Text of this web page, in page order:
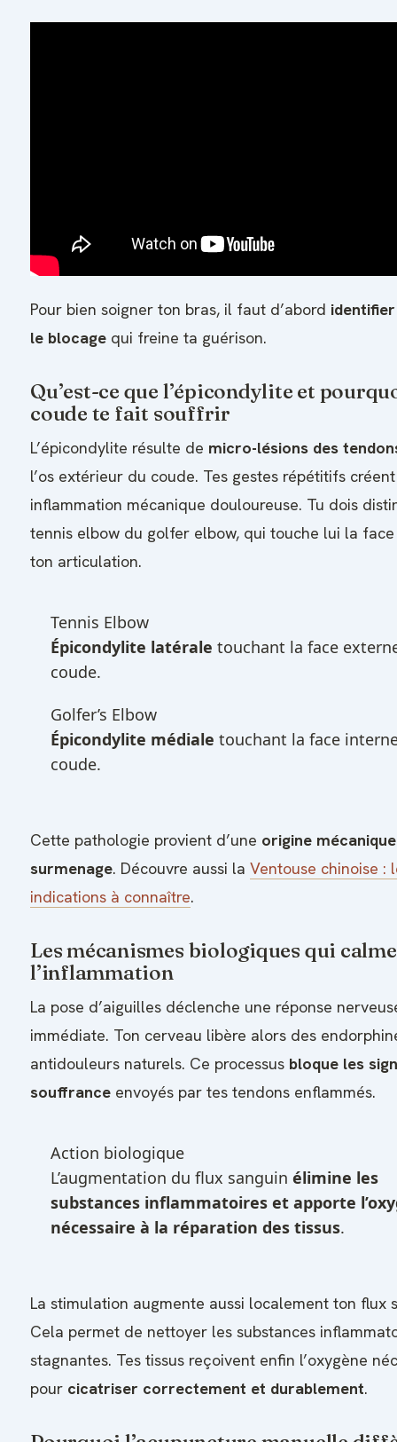
Pour bien soigner ton bras, il faut d’abord
le blocage qui freine ta guérison.
Qu’est-ce que l’épicondylite et
coude te fait souffrir
L’épicondylite résulte de micro-lésions des
l’os extérieur du coude. Tes gestes répétitifs
inflammation mécanique douloureuse. Tu dois
tennis elbow du golfer elbow, qui touche lui la
ton articulation.
Tennis Elbow
Épicondylite latérale touchant la face
coude.
Golfer’s Elbow
Épicondylite médiale touchant la face
coude.
Cette pathologie provient d’une origine
surmenage. Découvre aussi la Ventouse chinoise :
indications à connaître.
Les mécanismes biologiques qui
l’inflammation
La pose d’aiguilles déclenche une réponse
immédiate. Ton cerveau libère alors des
antidouleurs naturels. Ce processus bloque les
souffrance envoyés par tes tendons enflammés.
Action biologique
L’augmentation du flux sanguin élimine les
substances inflammatoires et apporte
nécessaire à la réparation des tissus.
La stimulation augmente aussi localement ton flux
Cela permet de nettoyer les substances
stagnantes. Tes tissus reçoivent enfin l’oxygène
pour cicatriser correctement et durablement.